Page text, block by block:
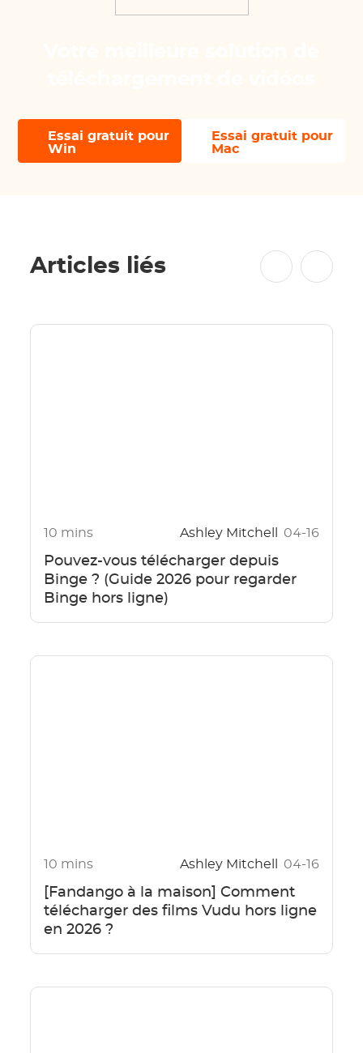
Essai gratuit pour
Win
Essai gratuit pour
Mac
Articles liés
10 mins Ashley Mitchell 04-16
Pouvez-vous télécharger depuis
Binge ? (Guide 2026 pour regarder
Binge hors ligne)
10 mins Ashley Mitchell 04-16
[Fandango à la maison] Comment
télécharger des films Vudu hors ligne
en 2026 ?